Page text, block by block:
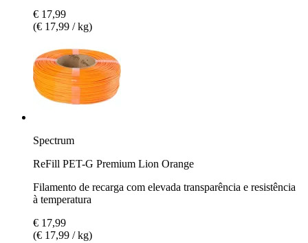
€ 17,99
(€ 17,99 / kg)
Spectrum
ReFill PET-G Premium Lion Orange
Filamento de recarga com elevada transparência e resistência
à temperatura
€ 17,99
(€ 17,99 / kg)